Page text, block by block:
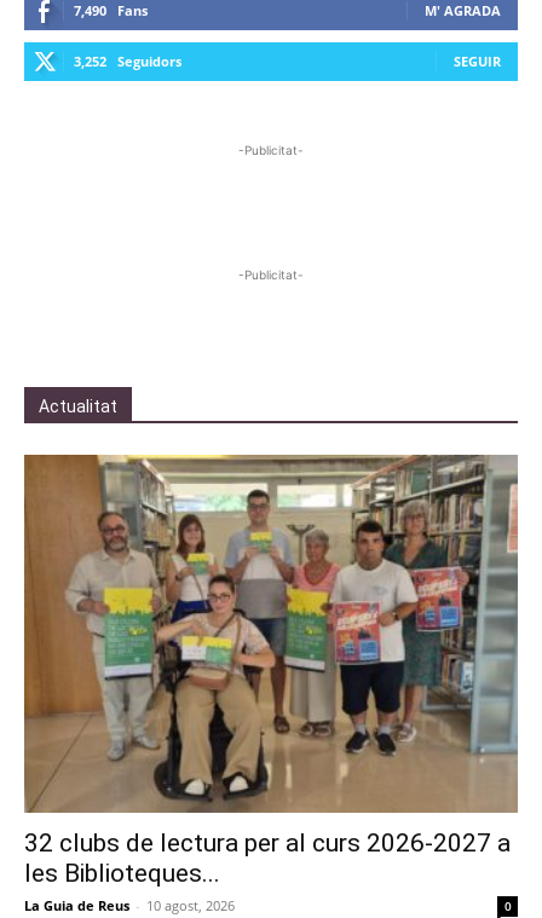
7,490 Fans M' AGRADA
3,252 Seguidors SEGUIR
-Publicitat-
-Publicitat-
Actualitat
32 clubs de lectura per al curs 2026-2027 a
les Biblioteques...
La Guia de Reus - 10 agost, 2026 0